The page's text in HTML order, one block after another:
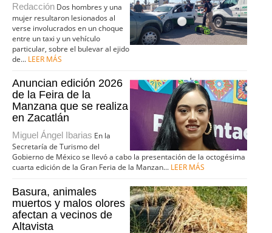
Redacción Dos hombres y una
mujer resultaron lesionados al
verse involucrados en un choque
entre un taxi y un vehículo
particular, sobre el bulevar al ejido
de... LEER MÁS
Anuncian edición 2026
de la Feira de la
Manzana que se realiza
en Zacatlán
Miguel Ángel Ibarias En la
Secretaría de Turismo del
Gobierno de México se llevó a cabo la presentación de la octogésima
cuarta edición de la Gran Feria de la Manzan... LEER MÁS
Basura, animales
muertos y malos olores
afectan a vecinos de
Altavista